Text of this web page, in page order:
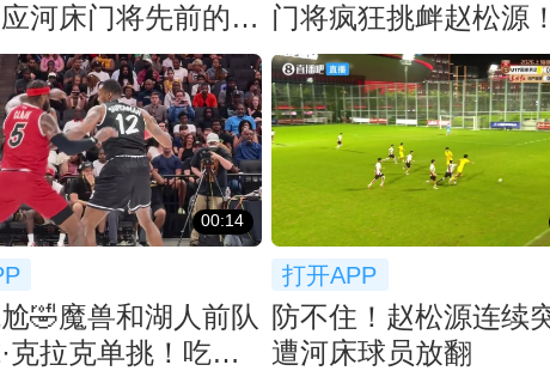
河床门将先前的挑 门将疯狂挑衅赵松源！
00:14
🤣魔兽和湖人前队
克拉克单挑！吃了
打开APP
防不住！赵松源连续
遭河床球员放翻